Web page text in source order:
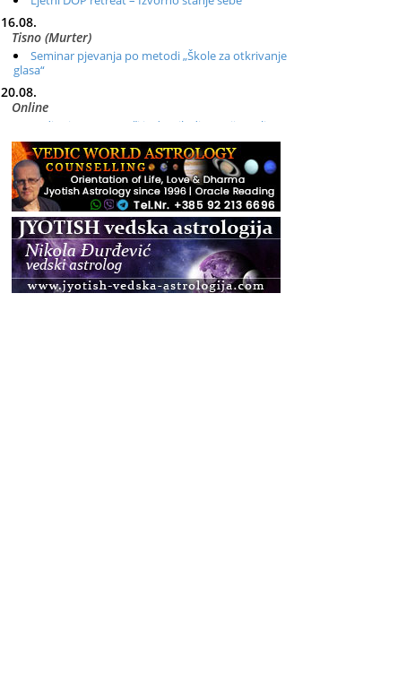
16.08.
Tisno (Murter)
Seminar pjevanja po metodi „Škole za otkrivanje
glasa“
20.08.
Online
Radionica: Pomagači iz drugih dimenzija Online –
otvoreno za sve
21.08.
Zagreb+Online
Osnovni ThetaHealing® tečaj, Zagreb i Online
22.08.
Pula
Access BARS®, otpusti stres
23.08.
Pula